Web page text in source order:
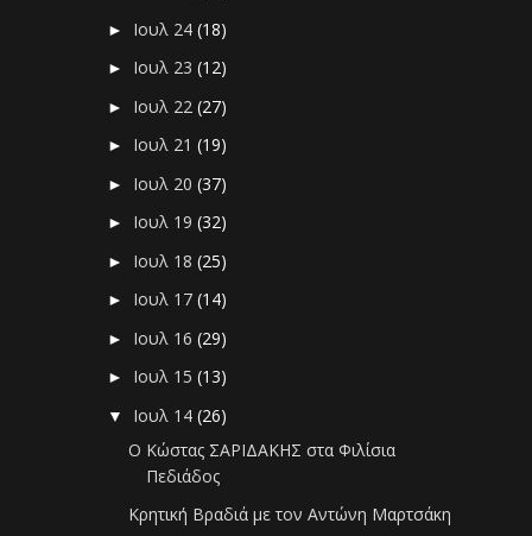
► Ιουλ 24(18)
► Ιουλ 23(12)
► Ιουλ 22(27)
► Ιουλ 21(19)
► Ιουλ 20(37)
► Ιουλ 19(32)
► Ιουλ 18(25)
► Ιουλ 17(14)
► Ιουλ 16(29)
► Ιουλ 15(13)
▼ Ιουλ 14(26)
Ο Κώστας ΣΑΡΙΔΑΚΗΣ στα Φιλίσια
Πεδιάδος
Κρητική Βραδιά με τον Αντώνη Μαρτσάκη